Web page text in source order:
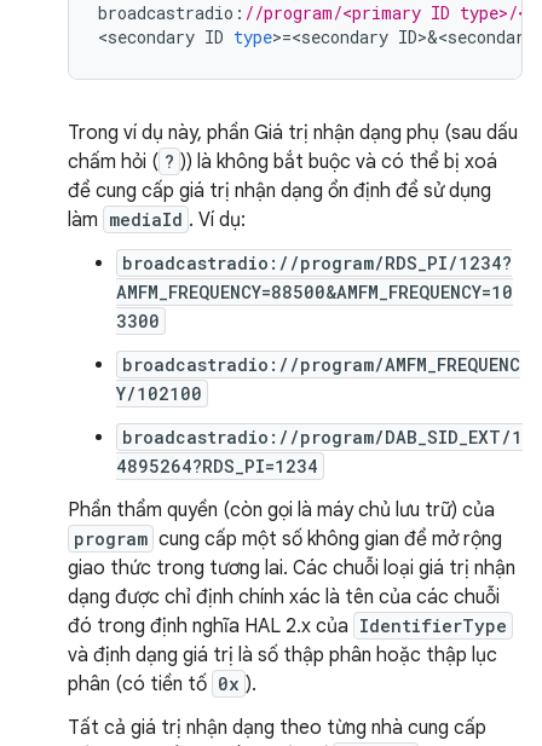
broadcastradio : //program/<primary ID type>/
<secondary ID type>=<secondary ID>&<secondary
Trong ví dụ này, phần Giá trị nhận dạng phụ (sau dấu
chấm hỏi ( ? )) là không bắt buộc và có thể bị xoá
để cung cấp giá trị nhận dạng ổn định để sử dụng
làm mediaId . Ví dụ:
broadcastradio://program/RDS_PI/1234?
AMFM_FREQUENCY=88500&AMFM_FREQUENCY=10
3300
broadcastradio://program/AMFM_FREQUENC
Y/102100
broadcastradio://program/DAB_SID_EXT/1
4895264?RDS_PI=1234
Phần thẩm quyền (còn gọi là máy chủ lưu trữ) của
program cung cấp một số không gian để mở rộng
giao thức trong tương lai. Các chuỗi loại giá trị nhận
dạng được chỉ định chính xác là tên của các chuỗi
đó trong định nghĩa HAL 2.x của IdentifierType
và định dạng giá trị là số thập phân hoặc thập lục
phân (có tiền tố 0x ).
Tất cả giá trị nhận dạng theo từng nhà cung cấp